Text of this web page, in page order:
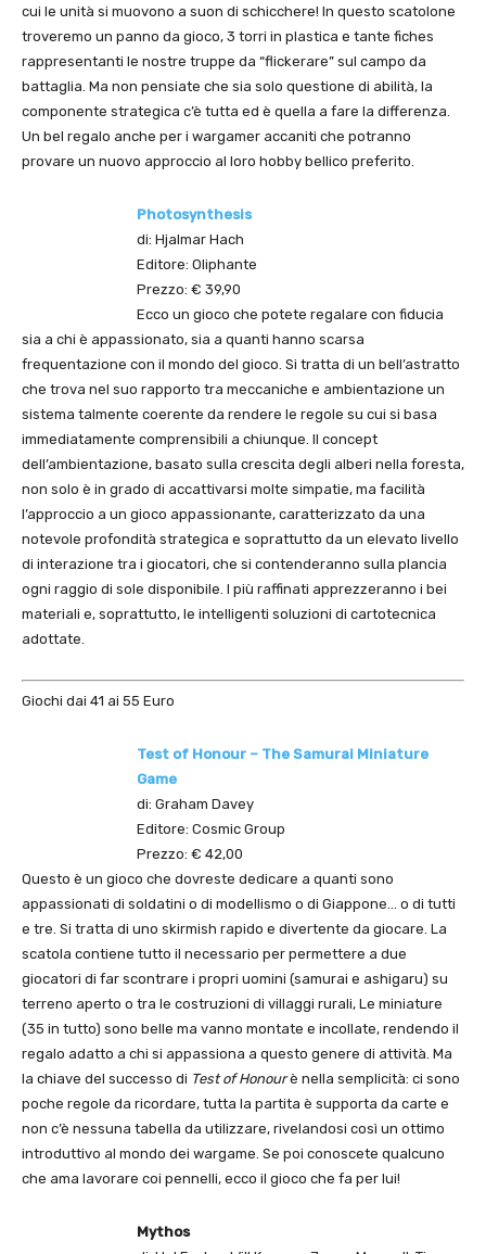
cui le unità si muovono a suon di schicchere! In questo scatolone
troveremo un panno da gioco, 3 torri in plastica e tante fiches
rappresentanti le nostre truppe da “flickerare” sul campo da
battaglia. Ma non pensiate che sia solo questione di abilità, la
componente strategica c’è tutta ed è quella a fare la differenza.
Un bel regalo anche per i wargamer accaniti che potranno
provare un nuovo approccio al loro hobby bellico preferito.
Photosynthesis
di: Hjalmar Hach
Editore: Oliphante
Prezzo: € 39,90
Ecco un gioco che potete regalare con fiducia
sia a chi è appassionato, sia a quanti hanno scarsa
frequentazione con il mondo del gioco. Si tratta di un bell’astratto
che trova nel suo rapporto tra meccaniche e ambientazione un
sistema talmente coerente da rendere le regole su cui si basa
immediatamente comprensibili a chiunque. Il concept
dell’ambientazione, basato sulla crescita degli alberi nella foresta,
non solo è in grado di accattivarsi molte simpatie, ma facilità
l’approccio a un gioco appassionante, caratterizzato da una
notevole profondità strategica e soprattutto da un elevato livello
di interazione tra i giocatori, che si contenderanno sulla plancia
ogni raggio di sole disponibile. I più raffinati apprezzeranno i bei
materiali e, soprattutto, le intelligenti soluzioni di cartotecnica
adottate.
Giochi dai 41 ai 55 Euro
Test of Honour – The Samurai Miniature
Game
di: Graham Davey
Editore: Cosmic Group
Prezzo: € 42,00
Questo è un gioco che dovreste dedicare a quanti sono
appassionati di soldatini o di modellismo o di Giappone… o di tutti
e tre. Si tratta di uno skirmish rapido e divertente da giocare. La
scatola contiene tutto il necessario per permettere a due
giocatori di far scontrare i propri uomini (samurai e ashigaru) su
terreno aperto o tra le costruzioni di villaggi rurali, Le miniature
(35 in tutto) sono belle ma vanno montate e incollate, rendendo il
regalo adatto a chi si appassiona a questo genere di attività. Ma
la chiave del successo di Test of Honourè nella semplicità: ci sono
poche regole da ricordare, tutta la partita è supporta da carte e
non c’è nessuna tabella da utilizzare, rivelandosi così un ottimo
introduttivo al mondo dei wargame. Se poi conoscete qualcuno
che ama lavorare coi pennelli, ecco il gioco che fa per lui!
Mythos